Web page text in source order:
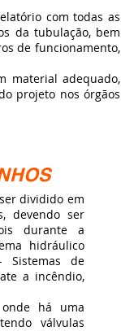
com todas as
da tubulação, bem
de funcionamento,
material adequado,
projeto nos órgãos
dividido em
devendo ser
durante a
hidráulico
Sistemas de
a incêndio,
há uma
válvulas